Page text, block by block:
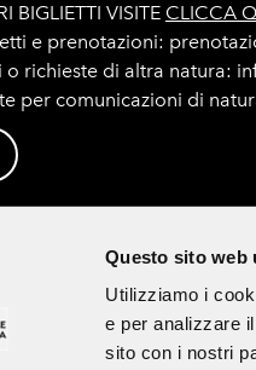
Questo sito web
Utilizziamo i
e per analizzare
sito con i nostri
BIGLIETTI VISITE CLICCA
e prenotazioni:
o richieste di altra natura:
per comunicazioni di
sul sito e sui canali social sono ad